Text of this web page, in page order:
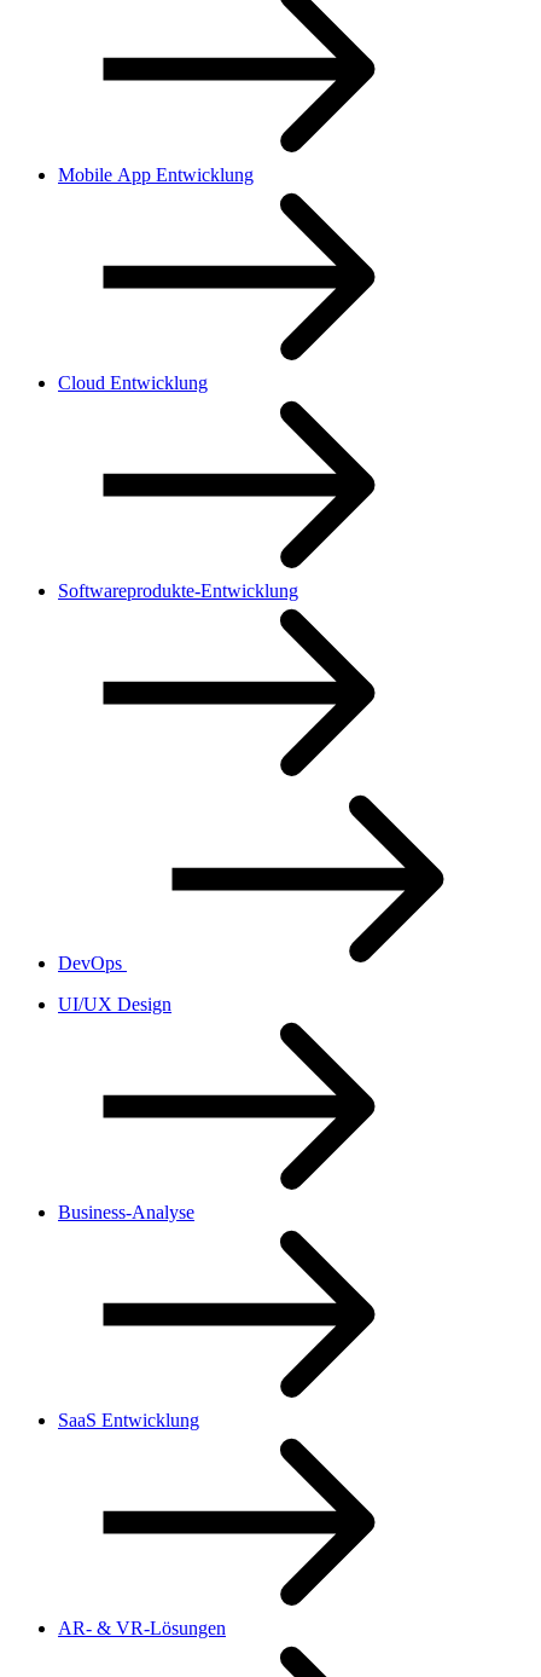
Mobile App Entwicklung
Cloud Entwicklung
Softwareprodukte-Entwicklung
DevOps
UI/UX Design
Business-Analyse
SaaS Entwicklung
AR- & VR-Lösungen